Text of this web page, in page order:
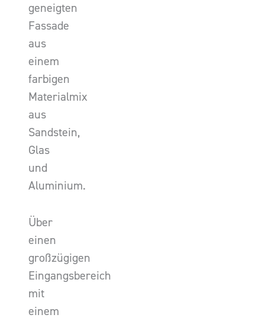
geneigten
Fassade
aus
einem
farbigen
Materialmix
aus
Sandstein,
Glas
und
Aluminium.
Über
einen
großzügigen
Eingangsbereich
mit
einem